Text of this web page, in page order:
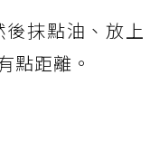
抹點油、放上
點距離。